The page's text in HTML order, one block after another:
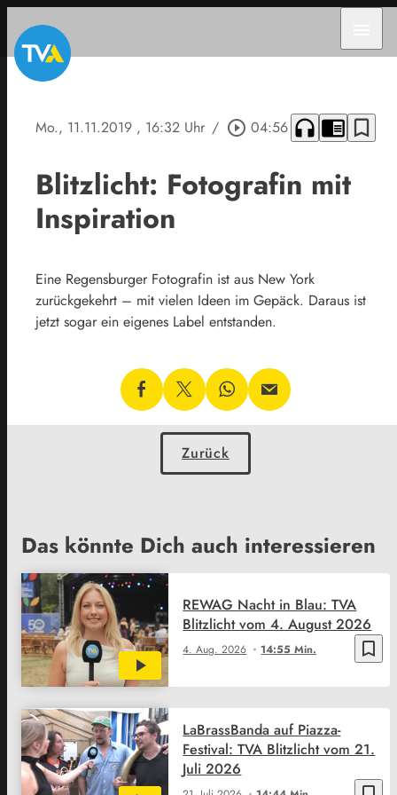
Mo., 11.11.2019 , 16:32 Uhr / play_circle_outline 04:56 headphones chrome_reader_mode bookmark_border
Blitzlicht: Fotografin mit
Inspiration
Eine Regensburger Fotografin ist aus New York
zurückgekehrt – mit vielen Ideen im Gepäck. Daraus ist
jetzt sogar ein eigenes Label entstanden.
Zurück
Das könnte Dich auch interessieren
bookmark_border
4. Aug. 2026 14:55 Min.
REWAG Nacht in Blau: TVA
Blitzlicht vom 4. August 2026
LaBrassBanda auf Piazza-
Festival: TVA Blitzlicht vom 21.
Juli 2026